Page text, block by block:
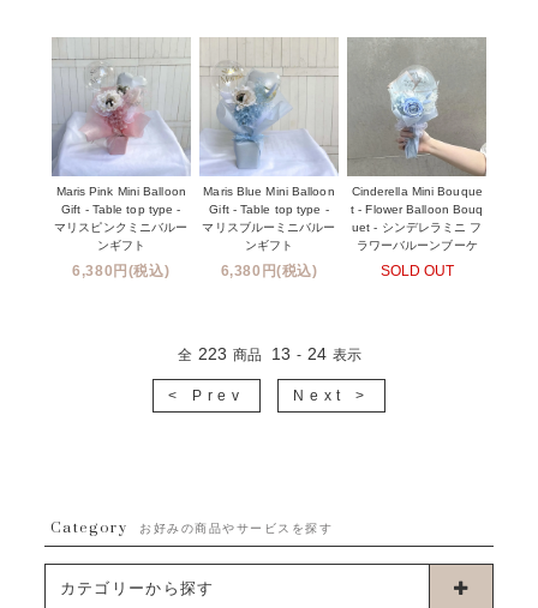
Maris Pink Mini Balloon
Gift - Table top type -
マリスピンクミニバルー
ンギフト
6,380円(税込)
Maris Blue Mini Balloon
Gift - Table top type -
マリスブルーミニバルー
ンギフト
6,380円(税込)
Cinderella Mini Bouque
t - Flower Balloon Bouq
uet - シンデレラミニ フ
ラワーバルーンブーケ
SOLD OUT
全 223 商品 13 - 24 表示
< Prev Next >
Category お好みの商品やサービスを探す
カテゴリーから探す